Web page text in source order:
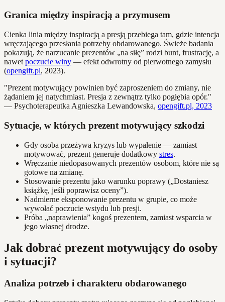
Granica między inspiracją a przymusem
Cienka linia między inspiracją a presją przebiega tam, gdzie intencja
wręczającego przesłania potrzeby obdarowanego. Świeże badania
pokazują, że narzucanie prezentów „na siłę” rodzi bunt, frustrację, a
nawet poczucie winy — efekt odwrotny od pierwotnego zamysłu
(opengift.pl, 2023).
"Prezent motywujący powinien być zaproszeniem do zmiany, nie
żądaniem jej natychmiast. Presja z zewnątrz tylko pogłębia opór."
— Psychoterapeutka Agnieszka Lewandowska, opengift.pl, 2023
Sytuacje, w których prezent motywujący szkodzi
Gdy osoba przeżywa kryzys lub wypalenie — zamiast
motywować, prezent generuje dodatkowy stres.
Wręczanie niedopasowanych prezentów osobom, które nie są
gotowe na zmianę.
Stosowanie prezentu jako warunku poprawy („Dostaniesz
książkę, jeśli poprawisz oceny”).
Nadmierne eksponowanie prezentu w grupie, co może
wywołać poczucie wstydu lub presji.
Próba „naprawienia” kogoś prezentem, zamiast wsparcia w
jego własnej drodze.
Jak dobrać prezent motywujący do osoby
i sytuacji?
Analiza potrzeb i charakteru obdarowanego